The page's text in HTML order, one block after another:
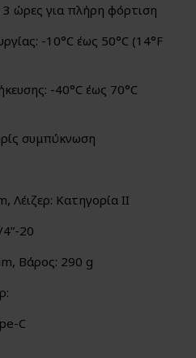
ώρες για πλήρη φόρτιση
-10°C έως 50°C (14°F
-40°C έως 70°C
συμπύκνωση
Λέιζερ: Κατηγορία II
20
Βάρος: 290 g
C